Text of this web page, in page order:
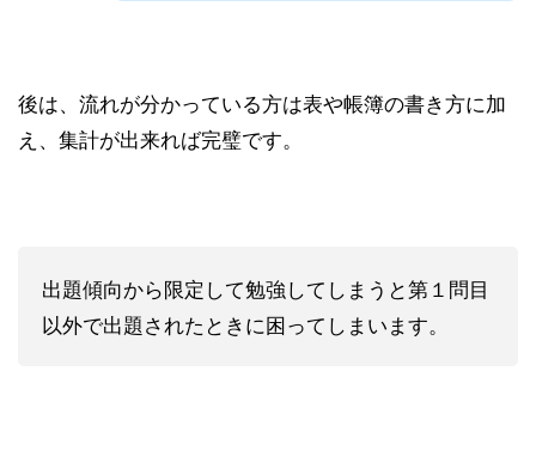
後は、流れが分かっている方は表や帳簿の書き方に加
え、集計が出来れば完璧です。
出題傾向から限定して勉強してしまうと第１問目
以外で出題されたときに困ってしまいます。